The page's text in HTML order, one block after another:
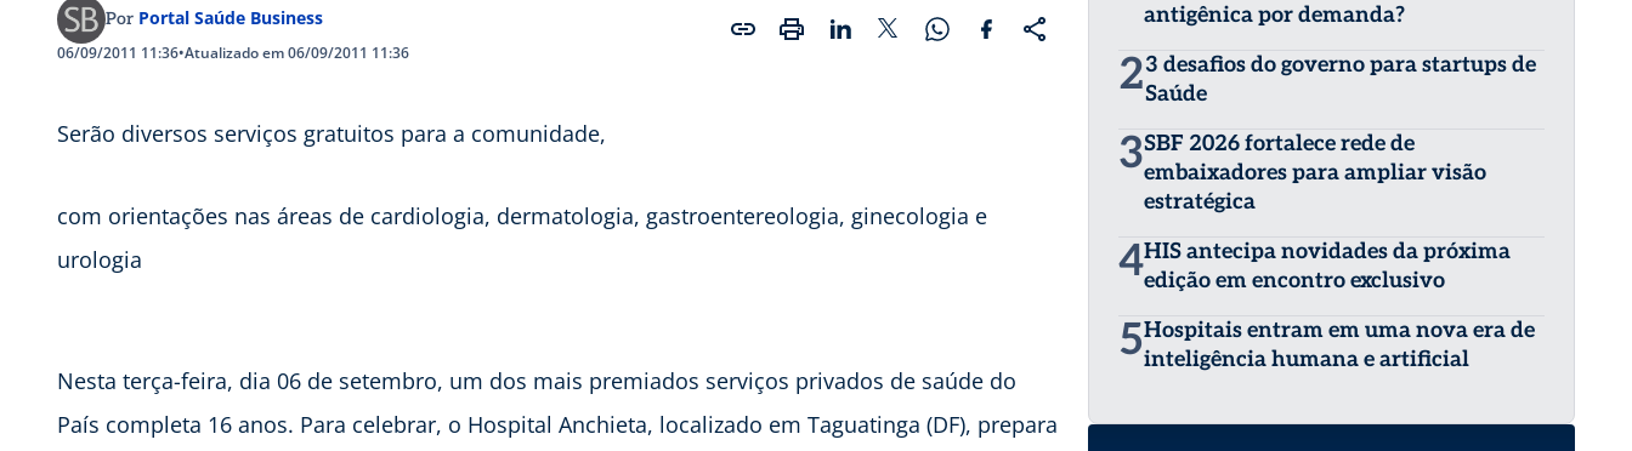
Por Portal Saúde Business
06/09/2011 11:36•Atualizado em 06/09/2011 11:36
Serão diversos serviços gratuitos para a comunidade,
com orientações nas áreas de cardiologia, dermatologia, gastroentereologia, ginecologia e
urologia
Nesta terça-feira, dia 06 de setembro, um dos mais premiados serviços privados de saúde do
País completa 16 anos. Para celebrar, o Hospital Anchieta, localizado em Taguatinga (DF), prepara
antigênica por demanda?
23 desafios do governo para startups de
Saúde
3SBF 2026 fortalece rede de
embaixadores para ampliar visão
estratégica
4HIS antecipa novidades da próxima
edição em encontro exclusivo
5Hospitais entram em uma nova era de
inteligência humana e artificial